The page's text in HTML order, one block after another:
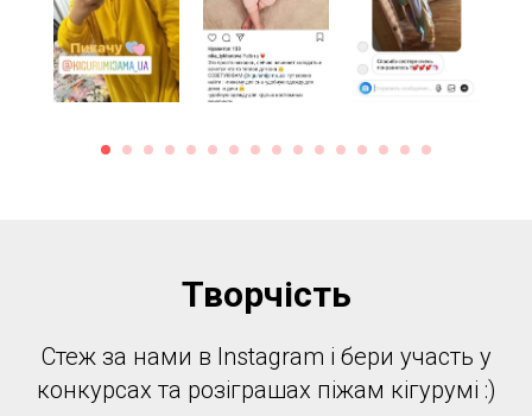
Творчість
Стеж за нами в Instagram і бери участь у
конкурсах та розіграшах піжам кігурумі :)